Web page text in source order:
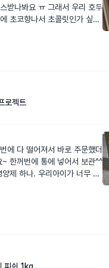
받나봐요 ㅠ 그래서 우리 호두
형이라서 가위로 한 개 까서
준히 먹여서 상태어떤지 더
밖에 없지만 적응하라고 조
잠도잘자요 ㅋㅋㅋㅋㅋㅋ 좋
로젝트
져서 바로 주문했더
한꺼번에 통에 넣어서 보관^^
제 하나. 우리아이가 너무 잘